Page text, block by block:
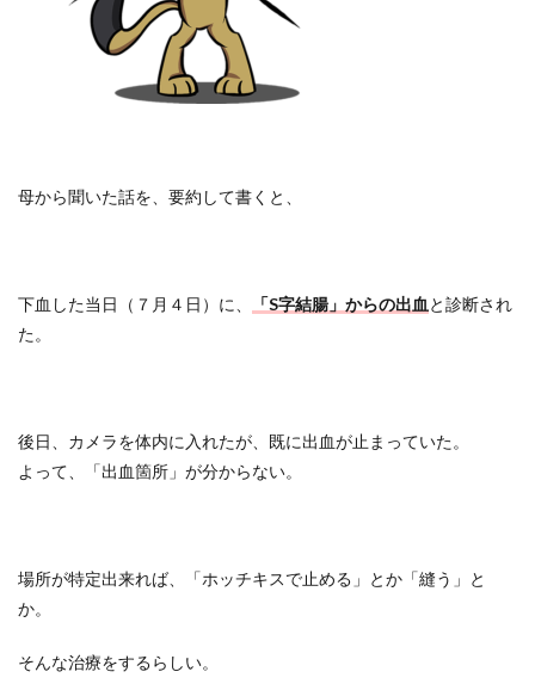
母から聞いた話を、要約して書くと、
下血した当日（７月４日）に、 「S字結腸」からの出血 と診断され
た。
後日、カメラを体内に入れたが、既に出血が止まっていた。
よって、「出血箇所」が分からない。
場所が特定出来れば、「ホッチキスで止める」とか「縫う」と
か。
そんな治療をするらしい。